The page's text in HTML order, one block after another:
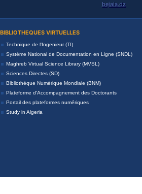
bejaia.dz
BIBLIOTHEQUES VIRTUELLES
Technique de l'Ingenieur (TI)
Système National de Documentation en Ligne (SNDL)
Maghreb Virtual Science Library (MVSL)
Sciences Directes (SD)
Bibliothèque Numérique Mondiale (BNM)
Plateforme d'Accompagnement des Doctorants
Portail des plateformes numériques
Study in Algeria